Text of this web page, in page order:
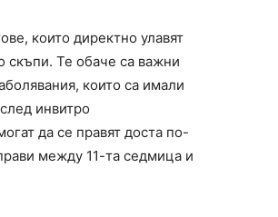
които директно улавят
скъпи. Те обаче са важни
които са имали
инвитро
да се правят доста по-
между 11-та седмица и